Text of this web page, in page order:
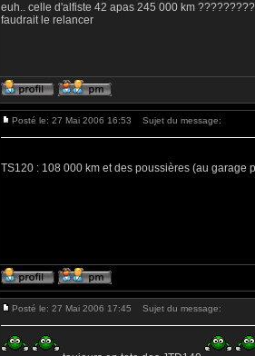
euh.. celle d'alfiste 42 apas 245 000 km
faudrait le relancer
Posté le: 27 Mai 2006 16:53 Sujet du message:
TS120 : 108 000 km et des poussières (au
Posté le: 27 Mai 2006 17:45 Sujet du message: